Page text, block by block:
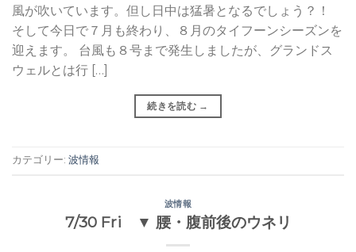
風が吹いています。但し日中は猛暑となるでしょう？！
そして今日で７月も終わり、８月のタイフーンシーズンを
迎えます。 台風も８号まで発生しましたが、グランドス
ウェルとは行 […]
続きを読む →
カテゴリー: 波情報
波情報
7/30 Fri ▼ 腰・腹前後のウネリ